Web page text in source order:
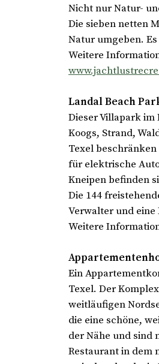
Nicht nur Natur-
Die sieben netten
Natur umgeben.
Weitere
Landal Beach
Dieser Villapark im
Koogs, Strand,
Texel
für elektrische
Kneipen befinden
Die 144
Verwalter und eine
Weitere
Ein
Texel. Der
weitläufigen
die eine schöne,
der Nähe und sind
Restaurant in dem